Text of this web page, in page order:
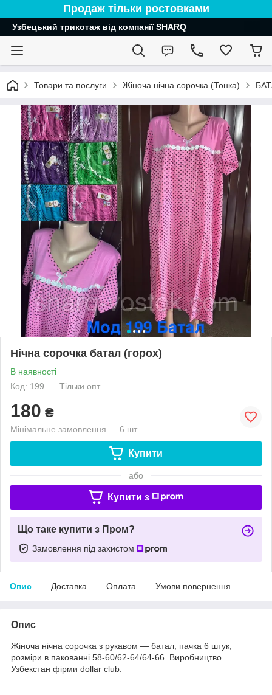
Продаж тільки ростовками
Узбецький трикотаж від компанії SHARQ
Товари та послуги Жіноча нічна сорочка (Тонка)
Нічна сорочка батал (горох)
В наявності
Код: 199
Тільки опт
180 ₴
Мінімальне замовлення — 6 шт.
Купити
або
Купити з
Що таке купити з Пром?
Замовлення під захистом
Опис Доставка Оплата Умови повернення
Опис
Жіноча нічна сорочка з рукавом — батал, пачка 6 штук,
розміри в пакованні 58-60/62-64/64-66. Виробництво
Узбекстан фірми dollar club.